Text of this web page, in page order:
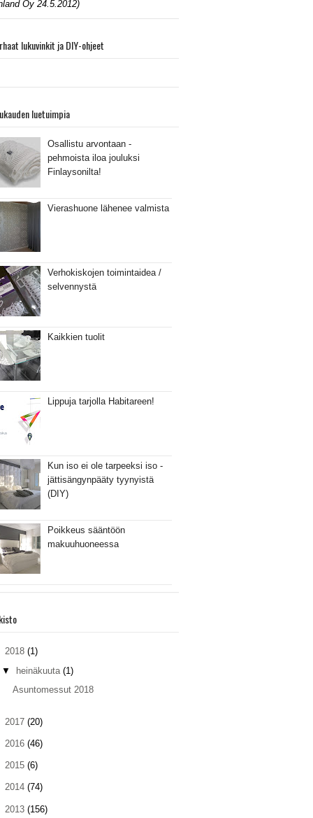
Oy 24.5.2012)
lukuvinkit ja DIY-ohjeet
luetuimpia
Osallistu arvontaan -
pehmoista iloa jouluksi
Finlaysonilta!
Vierashuone lähenee valmista
Verhokiskojen toimintaidea /
selvennystä
Kaikkien tuolit
Lippuja tarjolla Habitareen!
Kun iso ei ole tarpeeksi iso -
jättisängynpääty tyynyistä
(DIY)
Poikkeus sääntöön
makuuhuoneessa
2018 (1)
▼ heinäkuuta (1)
Asuntomessut 2018
2017 (20)
2016 (46)
2015 (6)
2014 (74)
2013 (156)